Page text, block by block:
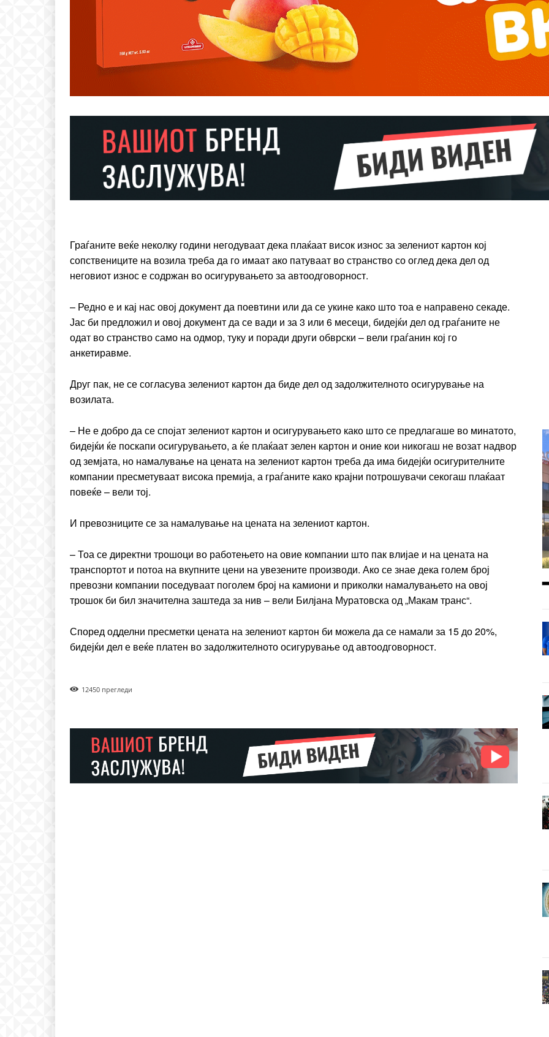
Free
бесплатно
ИЗБЕРЕТЕ ПЛАН
Included for free:
Ut mollis pellentesque tortor
Nullam eu erat condimentum
Donec quis est ac felis
Pro
$100 / year placeholder
ИЗБЕРЕТЕ
Full member access:
Nullam eu erat condimentum
Donec quis est ac felis
Yearly pricing Monthly
Граѓаните веќе неколку години негодуваат дека плаќаат висок износ за зелениот картон кој
сопствениците на возила треба да го имаат ако патуваат во странство со оглед дека дел од
неговиот износ е содржан во осигурувањето за автоодговорност.
– Редно е и кај нас овој документ да поевтини или да се укине како што тоа е направено секаде.
Јас би предложил и овој документ да се вади и за 3 или 6 месеци, бидејќи дел од граѓаните не
одат во странство само на одмор, туку и поради други обврски – вели граѓанин кој го
анкетиравме.
Друг пак, не се согласува зелениот картон да биде дел од задолжителното осигурување на
возилата.
– Не е добро да се спојат зелениот картон и осигурувањето како што се предлагаше во минатото,
бидејќи ќе поскапи осигурувањето, а ќе плаќаат зелен картон и оние кои никогаш не возат надвор
од земјата, но намалување на цената на зелениот картон треба да има бидејќи осигурителните
компании пресметуваат висока премија, а граѓаните како крајни потрошувачи секогаш плаќаат
повеќе – вели тој.
И превозниците се за намалување на цената на зелениот картон.
– Тоа се директни трошоци во работењето на овие компании што пак влијае и на цената на
транспортот и потоа на вкупните цени на увезените производи. Ако се знае дека голем број
превозни компании поседуваат поголем број на камиони и приколки намалувањето на овој
трошок би бил значителна заштеда за нив – вели Билјана Муратовска од „Макам транс“.
Според одделни пресметки цената на зелениот картон би можела да се намали за 15 до 20%,
бидејќи дел е веќе платен во задолжителното осигурување од автоодговорност.
12450 прегледи